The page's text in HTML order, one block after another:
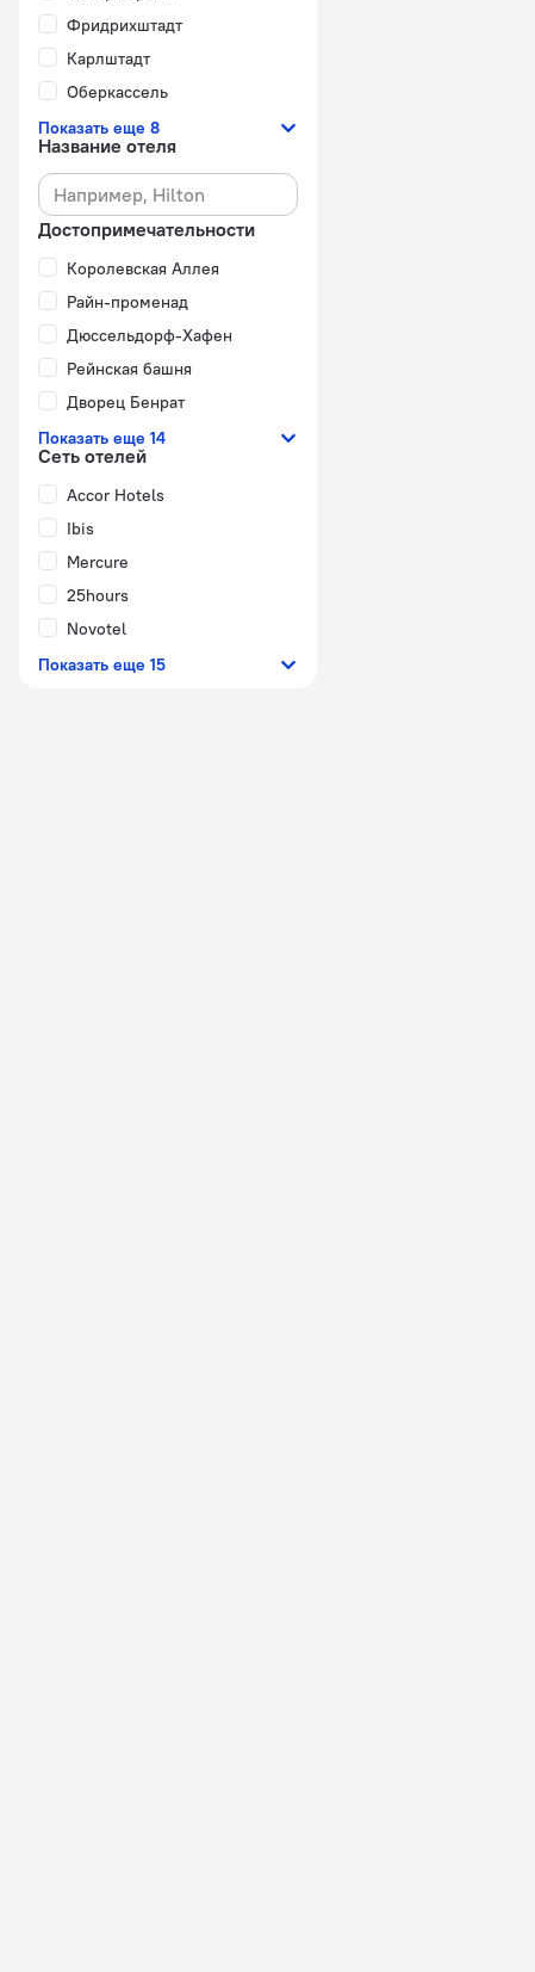
Фридрихштадт
Карлштадт
Оберкассель
Показать еще 8
Название отеля
Достопримечательности
Королевская Аллея
Райн-променад
Дюссельдорф-Хафен
Рейнская башня
Дворец Бенрат
Показать еще 14
Сеть отелей
Accor Hotels
Ibis
Mercure
25hours
Novotel
Показать еще 15